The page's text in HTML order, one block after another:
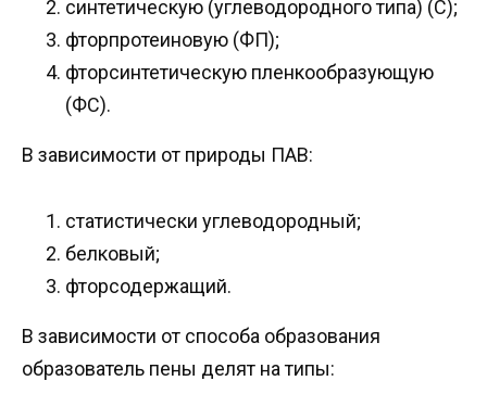
синтетическую (углеводородного типа) (С);
фторпротеиновую (ФП);
фторсинтетическую пленкообразующую
(ФС).
В зависимости от природы ПАВ:
статистически углеводородный;
белковый;
фторсодержащий.
В зависимости от способа образования
образователь пены делят на типы: